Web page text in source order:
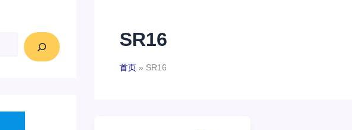
SR16
首页 SR16